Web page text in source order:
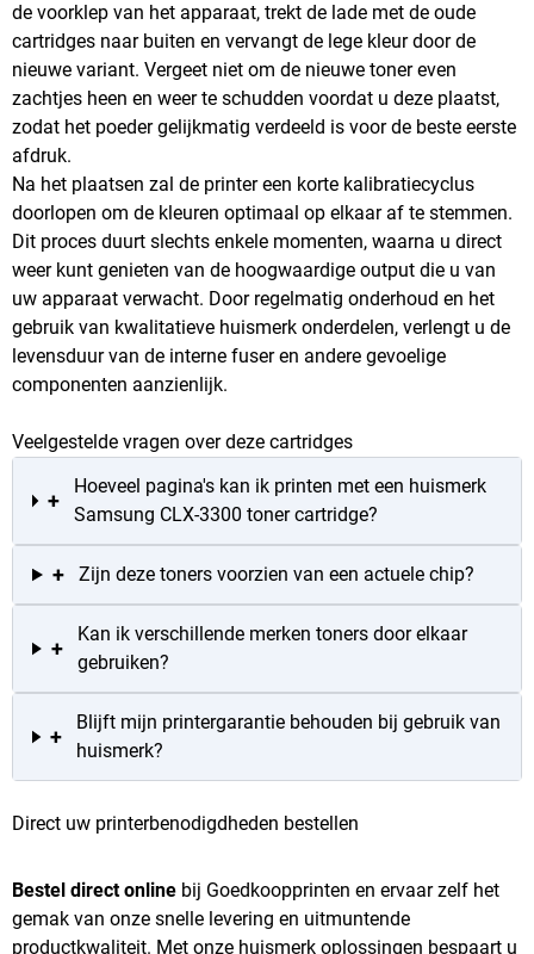
de voorklep van het apparaat, trekt de lade met de oude
cartridges naar buiten en vervangt de lege kleur door de
nieuwe variant. Vergeet niet om de nieuwe toner even
zachtjes heen en weer te schudden voordat u deze plaatst,
zodat het poeder gelijkmatig verdeeld is voor de beste eerste
afdruk.
Na het plaatsen zal de printer een korte kalibratiecyclus
doorlopen om de kleuren optimaal op elkaar af te stemmen.
Dit proces duurt slechts enkele momenten, waarna u direct
weer kunt genieten van de hoogwaardige output die u van
uw apparaat verwacht. Door regelmatig onderhoud en het
gebruik van kwalitatieve huismerk onderdelen, verlengt u de
levensduur van de interne fuser en andere gevoelige
componenten aanzienlijk.
Veelgestelde vragen over deze cartridges
+
Hoeveel pagina's kan ik printen met een huismerk
Samsung CLX-3300 toner cartridge?
+ Zijn deze toners voorzien van een actuele chip?
+
Kan ik verschillende merken toners door elkaar
gebruiken?
+
Blijft mijn printergarantie behouden bij gebruik van
huismerk?
Direct uw printerbenodigdheden bestellen
Bestel direct online bij Goedkoopprinten en ervaar zelf het
gemak van onze snelle levering en uitmuntende
productkwaliteit. Met onze huismerk oplossingen bespaart u